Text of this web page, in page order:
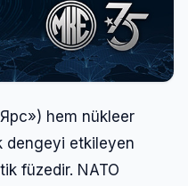
hem nükleer
dengeyi etkileyen
füzedir. NATO